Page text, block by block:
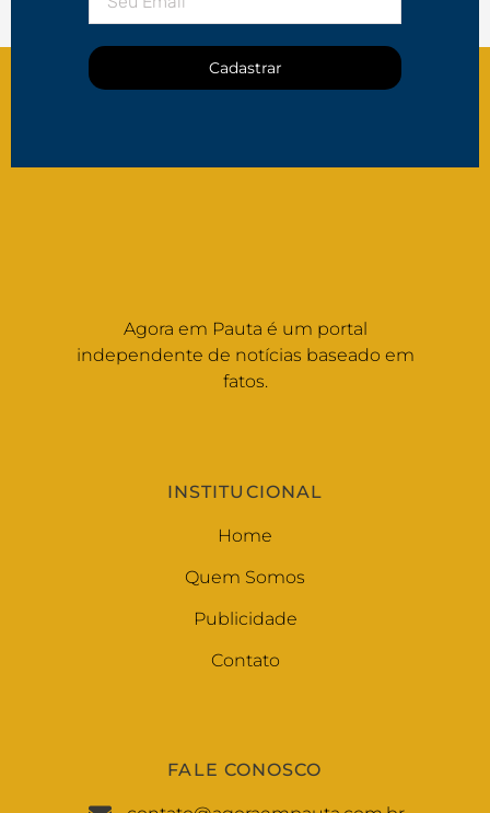
Cadastrar
Agora em Pauta é um portal
independente de notícias baseado em
fatos.
INSTITUCIONAL
Home
Quem Somos
Publicidade
Contato
FALE CONOSCO